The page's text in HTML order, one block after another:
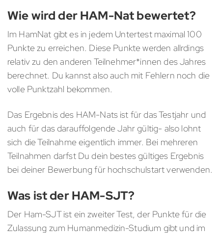
Wie wird der HAM-Nat bewertet?
Im HamNat gibt es in jedem Untertest maximal 100
Punkte zu erreichen. Diese Punkte werden allrdings
relativ zu den anderen Teilnehmer*innen des Jahres
berechnet. Du kannst also auch mit Fehlern noch die
volle Punktzahl bekommen.
Das Ergebnis des HAM-Nats ist für das Testjahr und
auch für das darauffolgende Jahr gültig- also lohnt
sich die Teilnahme eigentlich immer. Bei mehreren
Teilnahmen darfst Du dein bestes gültiges Ergebnis
bei deiner Bewerbung für hochschulstart verwenden.
Was ist der HAM-SJT?
Der Ham-SJT ist ein zweiter Test, der Punkte für die
Zulassung zum Humanmedizin-Studium gibt und im